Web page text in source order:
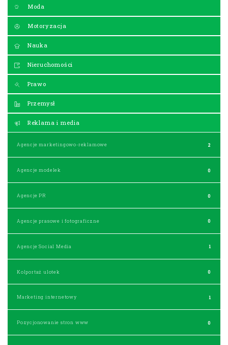
Moda
Motoryzacja
Nauka
Nieruchomości
Prawo
Przemysł
Reklama i media
Agencje marketingowo-reklamowe 2
Agencje modelek 0
Agencje PR 0
Agencje prasowe i fotograficzne 0
Agencje Social Media 1
Kolportaż ulotek 0
Marketing internetowy 1
Pozycjonowanie stron www 0